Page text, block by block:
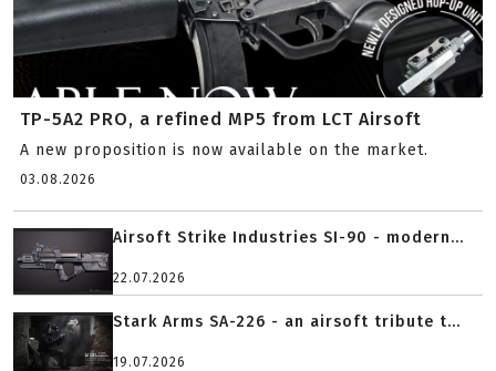
TP-5A2 PRO, a refined MP5 from LCT Airsoft
A new proposition is now available on the market.
03.08.2026
Airsoft Strike Industries SI-90 - modern...
22.07.2026
Stark Arms SA-226 - an airsoft tribute t...
19.07.2026